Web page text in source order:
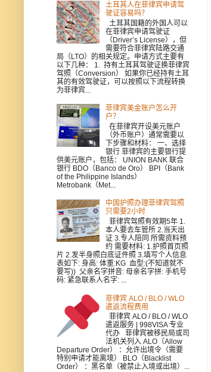
土耳其人在菲律宾申请驾
驶证容易吗？
土耳其国籍的外国人可以
在菲律宾申请驾驶证
（Driver’s License），但
需要符合菲律宾陆路交通
局（LTO）的相关规定。申请方式主要有
以下几种： 1. 持有土耳其驾驶证换菲律宾
驾照（Conversion） 如果你已经持有土耳
其的有效驾驶证，可以按照以下流程转换
为菲律宾...
菲律宾美金账户怎么开
户？
在菲律宾开设美元账户
（外币账户）通常需要以
下步骤和材料： 一、选择
银行 菲律宾的主要银行提
供美元账户，包括： UNION BANK 联合
银行 BDO（Banco de Oro） BPI（Bank
of the Philippine Islands）
Metrobank（Met...
中国护照办理菲律宾驾照
只需要2小时
菲律宾驾照有效期5年 1.
本人要去车管所 2.当天出
证 3.专人陪同 所需资料预
约 需要材料: 1.护照首页照
片 2.发半身照白底证件照 3.填写个人信息
表如下: 身高: 体重:KG 血型:(不知道就不
要写)) 父亲名字拼音: 母亲名字拼: 手机号
码: 紧急联系人名字: ...
菲律宾 ALO / BLO / WLO
遣返流程费用
菲律宾 ALO / BLO / WLO
遣返服务 | 998VISA 专业
代办 菲律宾被移民局或司
法机关列入 ALO（Allow
Departure Order） ：允许出境令（需要
特别申请才能离境） BLO（Blacklist
Order） ：黑名单（被禁止入境或出境）...